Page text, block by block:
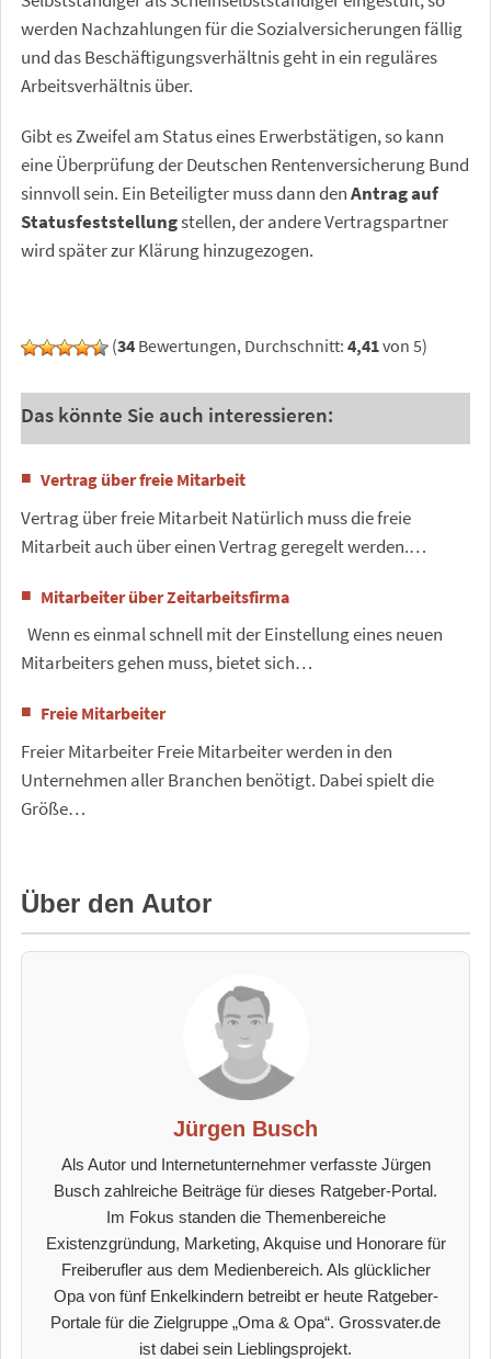
werden Nachzahlungen für die Sozialversicherungen fällig
und das Beschäftigungsverhältnis geht in ein reguläres
Arbeitsverhältnis über.
Gibt es Zweifel am Status eines Erwerbstätigen, so kann
eine Überprüfung der Deutschen Rentenversicherung Bund
sinnvoll sein. Ein Beteiligter muss dann denAntrag auf
Statusfeststellungstellen, der andere Vertragspartner
wird später zur Klärung hinzugezogen.
(34 Bewertungen, Durchschnitt: 4,41von 5)
Das könnte Sie auch interessieren:
Vertrag über freie Mitarbeit
Vertrag über freie Mitarbeit Natürlich muss die freie
Mitarbeit auch über einen Vertrag geregelt werden.…
Mitarbeiter über Zeitarbeitsfirma
Wenn es einmal schnell mit der Einstellung eines neuen
Mitarbeiters gehen muss, bietet sich…
Freie Mitarbeiter
Freier Mitarbeiter Freie Mitarbeiter werden in den
Unternehmen aller Branchen benötigt. Dabei spielt die
Größe…
Über den Autor
Jürgen Busch
Als Autor und Internetunternehmer verfasste Jürgen
Busch zahlreiche Beiträge für dieses Ratgeber-Portal.
Im Fokus standen die Themenbereiche
Existenzgründung, Marketing, Akquise und Honorare für
Freiberufler aus dem Medienbereich. Als glücklicher
Opa von fünf Enkelkindern betreibt er heute Ratgeber-
Portale für die Zielgruppe „Oma & Opa“. Grossvater.de
ist dabei sein Lieblingsprojekt.